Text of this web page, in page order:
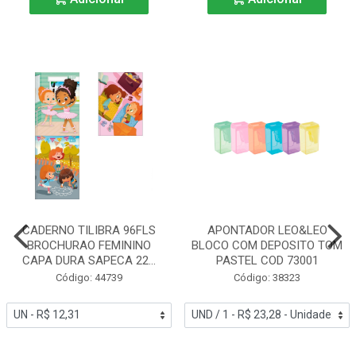
CADERNO TILIBRA 96FLS
BROCHURAO FEMININO
CAPA DURA SAPECA 22...
Código: 44739
APONTADOR LEO&LEO
BLOCO COM DEPOSITO TOM
PASTEL COD 73001
Código: 38323